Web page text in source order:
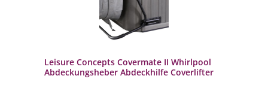
Leisure Concepts Covermate II Whirlpool
Abdeckungsheber Abdeckhilfe Coverlifter